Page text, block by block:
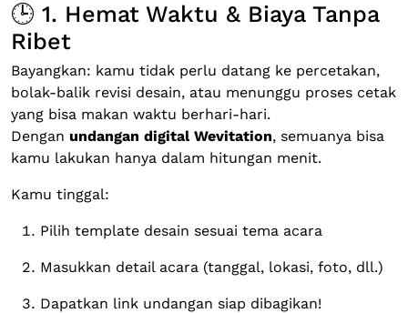
🕒 1. Hemat Waktu & Biaya Tanpa
Ribet
Bayangkan: kamu tidak perlu datang ke percetakan,
bolak-balik revisi desain, atau menunggu proses cetak
yang bisa makan waktu berhari-hari.
Dengan undangan digital Wevitation, semuanya bisa
kamu lakukan hanya dalam hitungan menit.
Kamu tinggal:
Pilih template desain sesuai tema acara
Masukkan detail acara (tanggal, lokasi, foto, dll.)
Dapatkan link undangan siap dibagikan!